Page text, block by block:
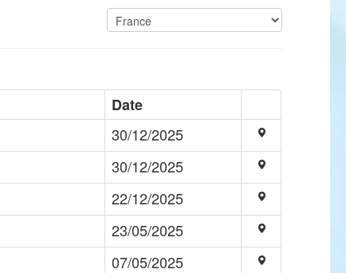
Date
30/12/2025
30/12/2025
22/12/2025
23/05/2025
07/05/2025